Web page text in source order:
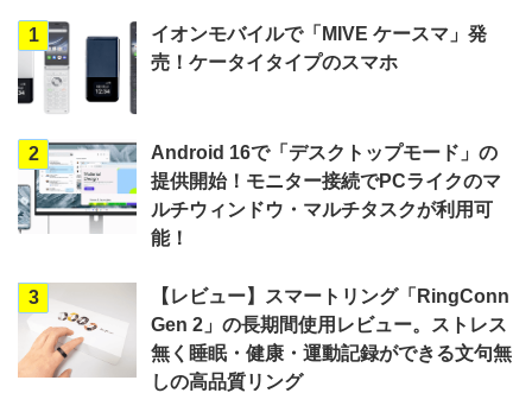
1
イオンモバイルで「MIVE ケースマ」発
売！ケータイタイプのスマホ
2
Android 16で「デスクトップモード」の
提供開始！モニター接続でPCライクのマ
ルチウィンドウ・マルチタスクが利用可
能！
3
【レビュー】スマートリング「RingConn
Gen 2」の長期間使用レビュー。ストレス
無く睡眠・健康・運動記録ができる文句無
しの高品質リング